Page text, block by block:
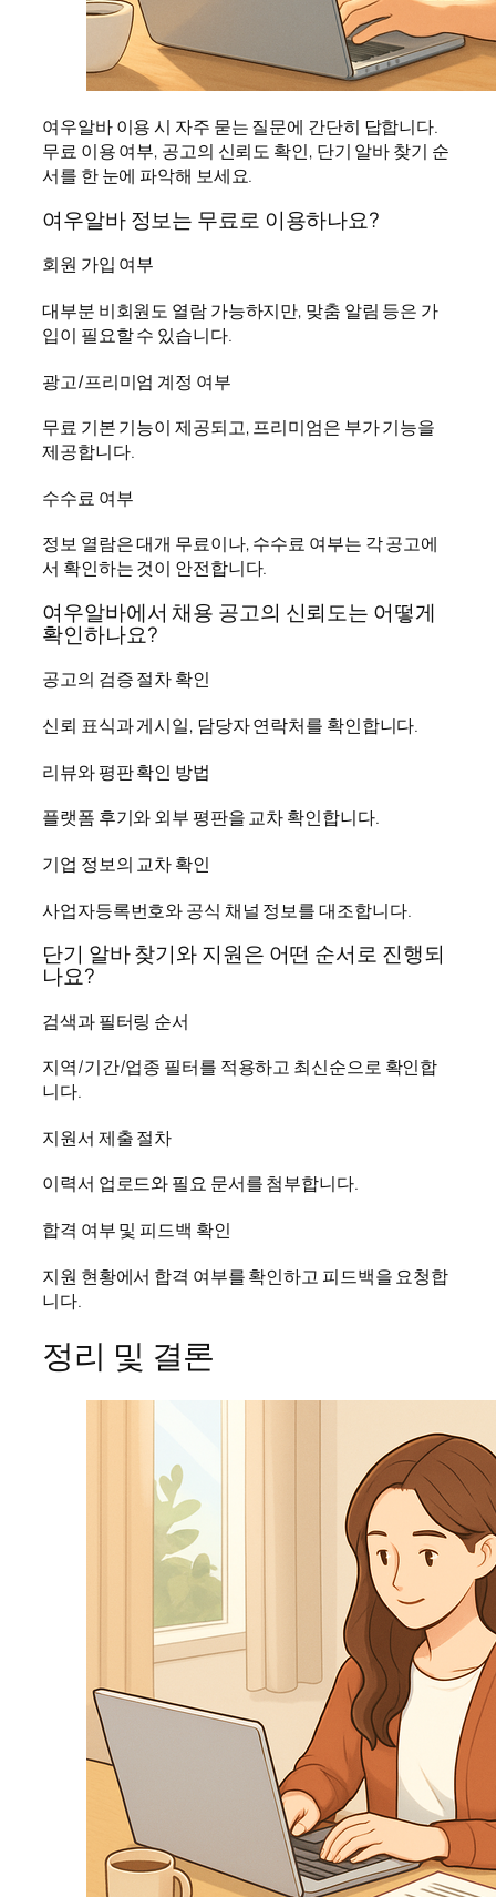
여우알바 이용 시 자주 묻는 질문에 간단히 답합니다.
무료 이용 여부, 공고의 신뢰도 확인, 단기 알바 찾기 순
서를 한 눈에 파악해 보세요.
여우알바 정보는 무료로 이용하나요?
회원 가입 여부
대부분 비회원도 열람 가능하지만, 맞춤 알림 등은 가
입이 필요할 수 있습니다.
광고/프리미엄 계정 여부
무료 기본 기능이 제공되고, 프리미엄은 부가 기능을
제공합니다.
수수료 여부
정보 열람은 대개 무료이나, 수수료 여부는 각 공고에
서 확인하는 것이 안전합니다.
여우알바에서 채용 공고의 신뢰도는 어떻게
확인하나요?
공고의 검증 절차 확인
신뢰 표식과 게시일, 담당자 연락처를 확인합니다.
리뷰와 평판 확인 방법
플랫폼 후기와 외부 평판을 교차 확인합니다.
기업 정보의 교차 확인
사업자등록번호와 공식 채널 정보를 대조합니다.
단기 알바 찾기와 지원은 어떤 순서로 진행되
나요?
검색과 필터링 순서
지역/기간/업종 필터를 적용하고 최신순으로 확인합
니다.
지원서 제출 절차
이력서 업로드와 필요 문서를 첨부합니다.
합격 여부 및 피드백 확인
지원 현황에서 합격 여부를 확인하고 피드백을 요청합
니다.
정리 및 결론